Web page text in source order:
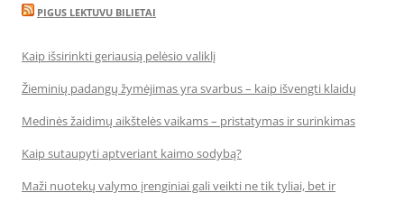
PIGUS LEKTUVU BILIETAI
Kaip išsirinkti geriausią pelėsio valiklį
Žieminių padangų žymėjimas yra svarbus – kaip išvengti klaidų
Medinės žaidimų aikštelės vaikams – pristatymas ir surinkimas
Kaip sutaupyti aptveriant kaimo sodybą?
Maži nuotekų valymo įrenginiai gali veikti ne tik tyliai, bet ir